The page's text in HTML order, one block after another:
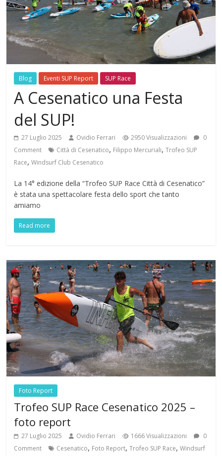
Blog Eventi SUP Report SUP Race
A Cesenatico una Festa
del SUP!
27 Luglio 2025 Ovidio Ferrari 2950 Visualizzazioni
0
Comment
Città di Cesenatico, Filippo Mercuriali,Trofeo SUP
Race,Windsurf Club Cesenatico
La 14° edizione della “Trofeo SUP Race Città di Cesenatico”
è stata una spettacolare festa dello sport che tanto
amiamo
Read more
Foto Report
Trofeo SUP Race Cesenatico 2025 –
foto report
27 Luglio 2025 Ovidio Ferrari 1666 Visualizzazioni
0
Comment
Cesenatico, Foto Report,Trofeo SUP Race,Windsurf